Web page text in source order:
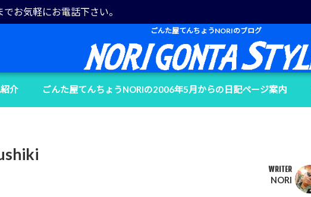
お気軽にお電話下さい。
ごんた屋てんちょうNORIのブログ
介 ごんた屋てんちょうNORIの2006年5月からの日記ページ案内
WRITER
NORI